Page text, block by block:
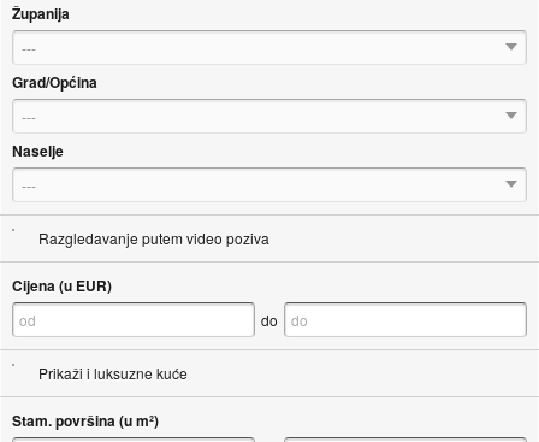
Županija
---
Grad/Općina
---
Naselje
---
Razgledavanje putem video poziva
Cijena (u EUR)
do
Prikaži i luksuzne kuće
Stam. površina (u m²)